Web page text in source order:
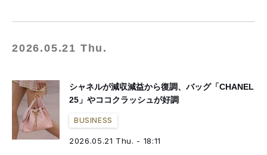
2026.05.21 Thu.
シャネルが減収減益から復調、バッグ「CHANEL
25」やココクラッシュが好調
BUSINESS
2026.05.21 Thu. - 18:11